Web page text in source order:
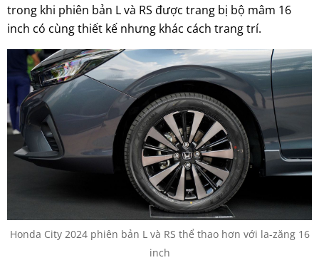
trong khi phiên bản L và RS được trang bị bộ mâm 16
inch có cùng thiết kế nhưng khác cách trang trí.
Honda City 2024 phiên bản L và RS thể thao hơn với la-zăng 16
inch